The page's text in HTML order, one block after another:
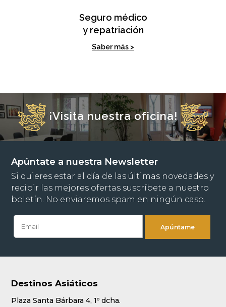
Seguro médico
y repatriación
Saber más >
¡Visita nuestra oficina!
Apúntate a nuestra Newsletter
Si quieres estar al día de las últimas novedades y
recibir las mejores ofertas suscríbete a nuestro
boletín. No enviaremos spam en ningún caso.
Destinos Asiáticos
Plaza Santa Bárbara 4, 1º dcha.